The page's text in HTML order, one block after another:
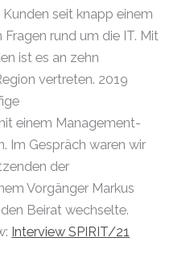
seit knapp einem
rund um die IT. Mit
ist es an zehn
vertreten. 2019
einem Management-
Im Gespräch waren wir
der
Vorgänger Markus
Beirat wechselte.
Interview SPIRIT/21